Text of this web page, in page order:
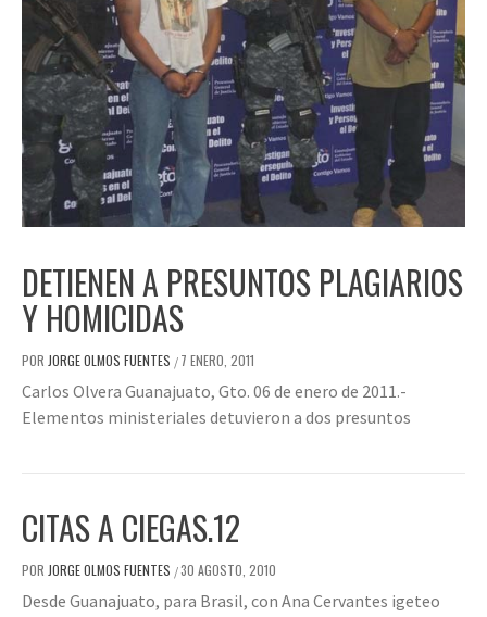
DETIENEN A PRESUNTOS PLAGIARIOS
Y HOMICIDAS
POR JORGE OLMOS FUENTES / 7 ENERO, 2011
Carlos Olvera Guanajuato, Gto. 06 de enero de 2011.-
Elementos ministeriales detuvieron a dos presuntos
CITAS A CIEGAS.12
POR JORGE OLMOS FUENTES /30 AGOSTO, 2010
Desde Guanajuato, para Brasil, con Ana Cervantes igeteo